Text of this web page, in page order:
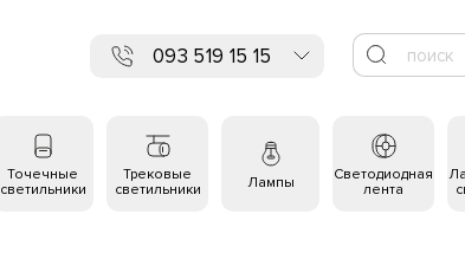
093 519 15 15
Точечные
светильники
Трековые
светильники
Лампы
Светодиодная
лента